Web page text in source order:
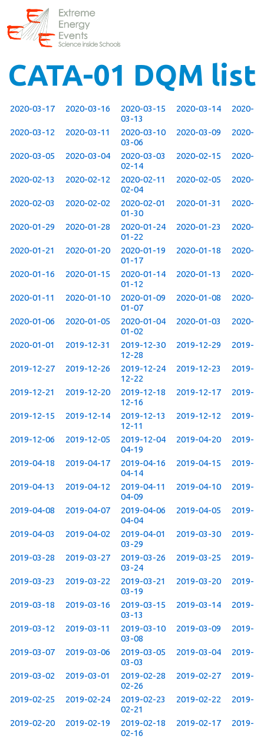
CATA-01 DQM list
2020-03-17 2020-03-16 2020-03-15 2020-03-14
2020-
03-13
2020-03-12
2020-03-11 2020-03-10 2020-03-09
2020-
03-06
2020-03-05
2020-03-04 2020-03-03 2020-02-15
2020-
02-14
2020-02-13
2020-02-12 2020-02-11 2020-02-05
2020-
02-04
2020-02-03
2020-02-02 2020-02-01 2020-01-31
2020-
01-30
2020-01-29
2020-01-28 2020-01-24 2020-01-23
2020-
01-22
2020-01-21
2020-01-20 2020-01-19 2020-01-18
2020-
01-17
2020-01-16
2020-01-15 2020-01-14 2020-01-13
2020-
01-12
2020-01-11
2020-01-10 2020-01-09 2020-01-08
2020-
01-07
2020-01-06
2020-01-05 2020-01-04 2020-01-03
2020-
01-02
2020-01-01
2019-12-31 2019-12-30 2019-12-29
2019-
12-28
2019-12-27
2019-12-26 2019-12-24 2019-12-23
2019-
12-22
2019-12-21
2019-12-20 2019-12-18 2019-12-17
2019-
12-16
2019-12-15
2019-12-14 2019-12-13 2019-12-12
2019-
12-11
2019-12-06
2019-12-05 2019-12-04 2019-04-20
2019-
04-19
2019-04-18
2019-04-17 2019-04-16 2019-04-15
2019-
04-14
2019-04-13
2019-04-12 2019-04-11 2019-04-10
2019-
04-09
2019-04-08
2019-04-07 2019-04-06 2019-04-05
2019-
04-04
2019-04-03
2019-04-02 2019-04-01 2019-03-30
2019-
03-29
2019-03-28
2019-03-27 2019-03-26 2019-03-25
2019-
03-24
2019-03-23
2019-03-22 2019-03-21 2019-03-20
2019-
03-19
2019-03-18
2019-03-16 2019-03-15 2019-03-14
2019-
03-13
2019-03-12
2019-03-11 2019-03-10 2019-03-09
2019-
03-08
2019-03-07
2019-03-06 2019-03-05 2019-03-04
2019-
03-03
2019-03-02
2019-03-01 2019-02-28 2019-02-27
2019-
02-26
2019-02-25
2019-02-24 2019-02-23 2019-02-22
2019-
02-21
2019-02-20
2019-02-19 2019-02-18 2019-02-17
2019-
02-16